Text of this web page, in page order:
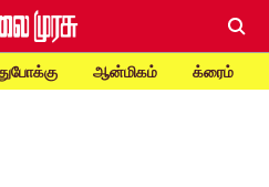
ஆன்மிகம் க்ரைம்